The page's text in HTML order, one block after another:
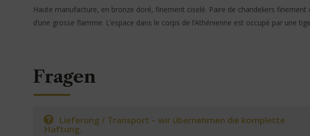
Haute manufacture, en bronze doré, finement ciselé. Paire de chandeliers
d’une grosse flamme. L’espace dans le corps de l’Athénienne est occupé par une
Fragen
Lieferung / Transport – wir übernehmen die komplette
Haftung.